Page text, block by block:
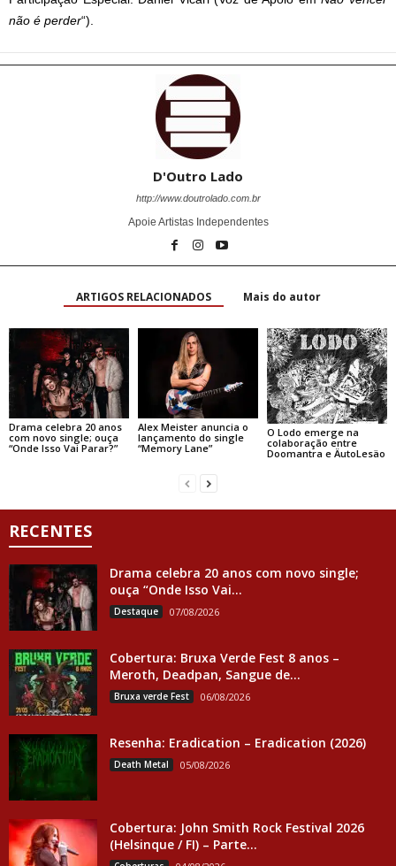
não é perder“).
D'Outro Lado
http://www.doutrolado.com.br
Apoie Artistas Independentes
ARTIGOS RELACIONADOS Mais do autor
Drama celebra 20 anos
com novo single; ouça
“Onde Isso Vai Parar?”
Alex Meister anuncia o
lançamento do single
“Memory Lane”
O Lodo emerge na
colaboração entre
Doomantra e ÄutoLesäo
RECENTES
Drama celebra 20 anos com novo single;
ouça “Onde Isso Vai...
Destaque 07/08/2026
Cobertura: Bruxa Verde Fest 8 anos –
Meroth, Deadpan, Sangue de...
Bruxa verde Fest 06/08/2026
Resenha: Eradication – Eradication (2026)
Death Metal 05/08/2026
Cobertura: John Smith Rock Festival 2026
(Helsinque / FI) – Parte...